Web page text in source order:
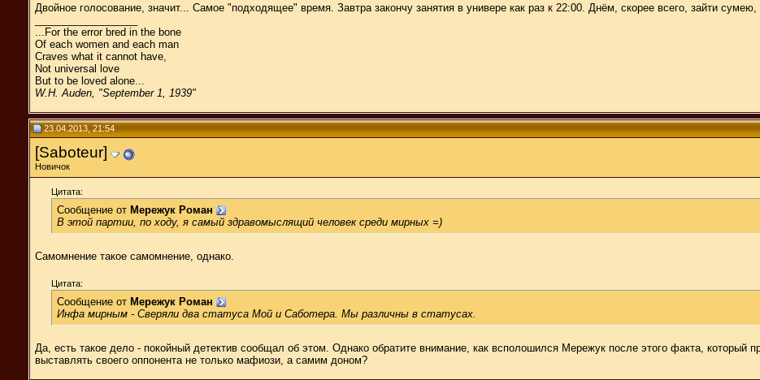
Двойное голосование, значит... Самое "подходящее" время. Завтра закончу занятия в универе как раз к 22:00. Днём, скорее всего, зайти
...For the error bred in the bone
Of each women and each man
Craves what it cannot have,
Not universal love
But to be loved alone...
W.H. Auden, "September 1, 1939"
23.04.2013, 21:54
[Saboteur]
Новичок
Цитата:
Сообщение от Мережук Роман
В этой партии, по ходу, я самый здравомыслящий человек среди мирных =)
Самомнение такое самомнение, однако.
Цитата:
Сообщение от Мережук Роман
Инфа мирным - Сверяли два статуса Мой и Саботера. Мы различны в статусах.
Да, есть такое дело - покойный детектив сообщал об этом. Однако обратите внимание, как всполошился Мережук после этого факта, который
выставлять своего оппонента не только мафиози, а самим доном?